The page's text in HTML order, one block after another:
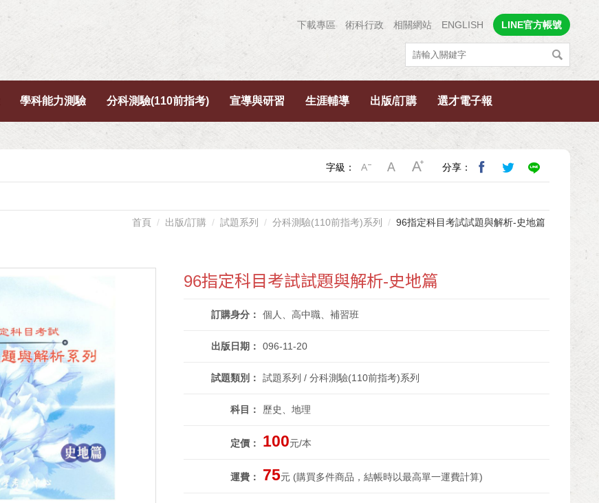
下載專區 術科行政 相關網站 ENGLISH LINE官方帳號
學科能力測驗 分科測驗(110前指考) 宣導與研習 生涯輔導 出版/訂購 選才電子報
字級： 分享：
首頁 出版/訂購 試題系列 分科測驗(110前指考)系列 96指定科目考試試題與解析-史地篇
96指定科目考試試題與解析-史地篇
訂購身分 個人、高中職、補習班
出版日期 096-11-20
試題類別 試題系列 / 分科測驗(110前指考)系列
科目 歷史、地理
定價 100元/本
運費 75元 (購買多件商品，結帳時以最高單一運費計算)